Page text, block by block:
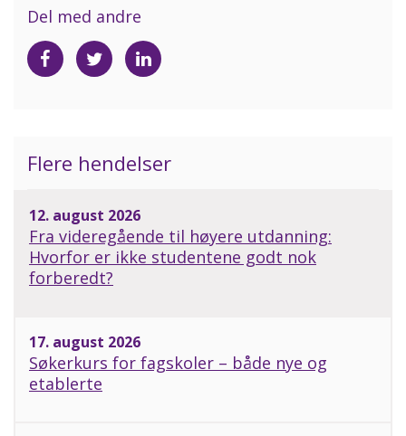
Del med andre
Del
på
Del
på
Del
på
Flere hendelser
12. august 2026
Fra videregående til høyere utdanning:
Hvorfor er ikke studentene godt nok
forberedt?
17. august 2026
Søkerkurs for fagskoler – både nye og
etablerte